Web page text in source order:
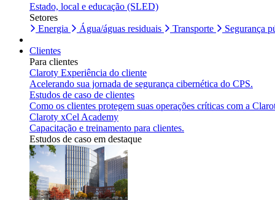
Estado, local e educação (SLED)
Setores
Energia
Água/águas residuais Transporte Segurança
Clientes
Para clientes
Claroty Experiência do cliente
Acelerando sua jornada de segurança cibernética do CPS.
Estudos de caso de clientes
Como os clientes protegem suas operações críticas com a
Claroty xCel Academy
Capacitação e treinamento para clientes.
Estudos de caso em destaque